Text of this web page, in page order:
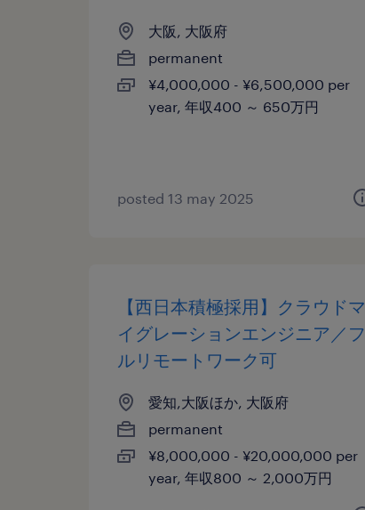
大阪, 大阪府
permanent
¥4,000,000 - ¥6,500,000 per
year, 年収400 ～ 650万円
posted 13 may 2025
【西日本積極採用】クラウドマ
イグレーションエンジニア／フ
ルリモートワーク可
愛知,大阪ほか, 大阪府
permanent
¥8,000,000 - ¥20,000,000 per
year, 年収800 ～ 2,000万円